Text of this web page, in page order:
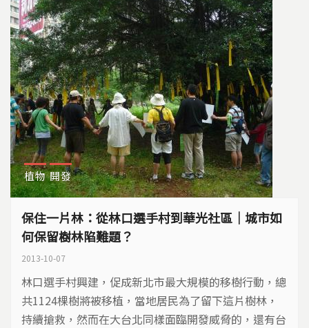
植物 開發
保住一片林：從林口選手村到華光社區｜城市如
何保留樹林陷難題？
2013-10-07
林口選手村興建，促成新北市最大規模的移樹行動，總
共1124棵樹將被移植，當地居民為了留下這片樹林，
持續搶救，然而在大台北同樣面臨開發威脅的，還有台